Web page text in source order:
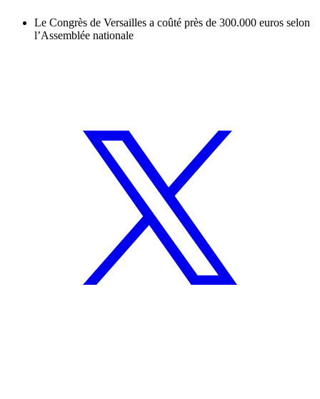
Le Congrès de Versailles a coûté près de 300.000 euros selon
l’Assemblée nationale